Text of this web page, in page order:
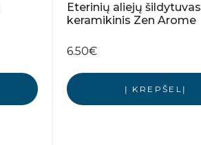
Eterinių aliejų šildytuvas
keramikinis Zen Arome
6.50€
Į KREPŠELĮ